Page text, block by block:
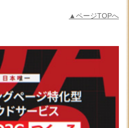
▲ページTOPへ